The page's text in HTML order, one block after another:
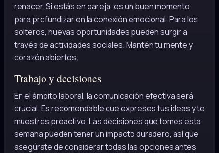
renacer. Si estás en pareja, es un buen momento
para profundizar en la conexión emocional. Para los
solteros, nuevas oportunidades pueden surgir a
través de actividades sociales. Mantén tu mente y
corazón abiertos.
Trabajo y decisiones
En el ámbito laboral, la comunicación efectiva será
crucial. Es recomendable que expreses tus ideas y te
muestres proactivo. Las decisiones que tomes esta
semana pueden tener un impacto duradero, así que
asegúrate de considerar todas las opciones antes